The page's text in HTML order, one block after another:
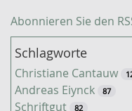
Abonnieren Sie den
Schlagworte
Christiane Cantauw
Andreas Eiynck 87
Schriftgut 82